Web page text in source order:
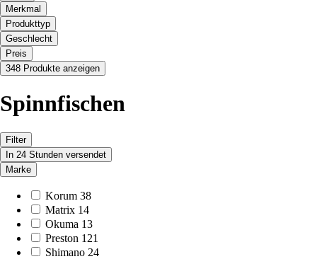
Merkmal
Produkttyp
Geschlecht
Preis
348 Produkte anzeigen
Spinnfischen
Filter
In 24 Stunden versendet
Marke
Korum 38
Matrix 14
Okuma 13
Preston 121
Shimano 24